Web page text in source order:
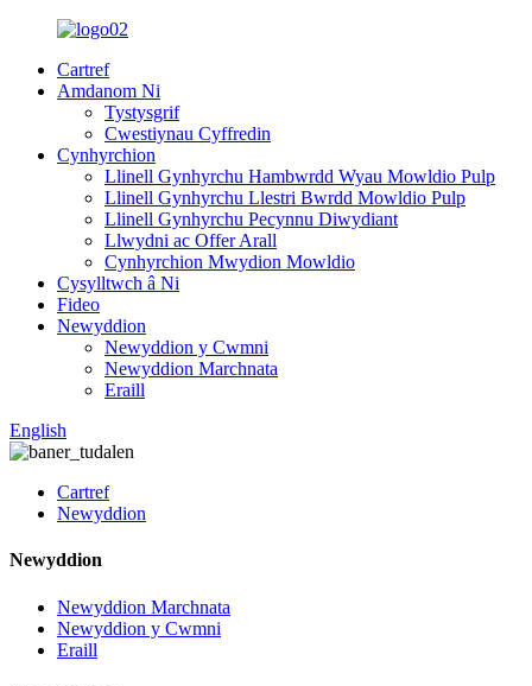
Cartref
Amdanom Ni
Tystysgrif
Cwestiynau Cyffredin
Cynhyrchion
Llinell Gynhyrchu Hambwrdd Wyau Mowldio Pulp
Llinell Gynhyrchu Llestri Bwrdd Mowldio Pulp
Llinell Gynhyrchu Pecynnu Diwydiant
Llwydni ac Offer Arall
Cynhyrchion Mwydion Mowldio
Cysylltwch â Ni
Fideo
Newyddion
Newyddion y Cwmni
Newyddion Marchnata
Eraill
English
Cartref
Newyddion
Newyddion
Newyddion Marchnata
Newyddion y Cwmni
Eraill